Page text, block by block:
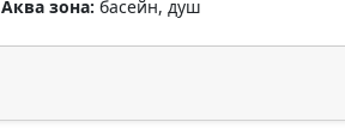
Аква зона: басейн, душ